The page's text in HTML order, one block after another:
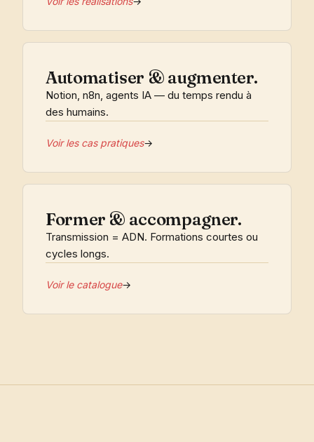
Automatiser & augmenter.
Notion, n8n, agents IA — du temps rendu à
des humains.
Voir les cas pratiques→
Former & accompagner.
Transmission = ADN. Formations courtes ou
cycles longs.
Voir le catalogue→